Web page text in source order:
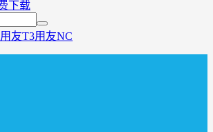
用友T3用友NC